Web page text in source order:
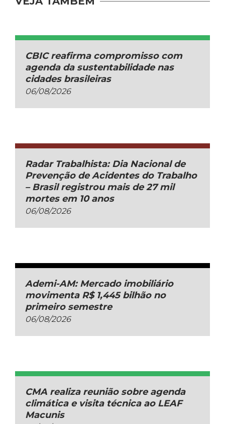
CBIC reafirma compromisso com
agenda da sustentabilidade nas
cidades brasileiras
06/08/2026
Radar Trabalhista: Dia Nacional de
Prevenção de Acidentes do Trabalho
– Brasil registrou mais de 27 mil
mortes em 10 anos
06/08/2026
Ademi-AM: Mercado imobiliário
movimenta R$ 1,445 bilhão no
primeiro semestre
06/08/2026
CMA realiza reunião sobre agenda
climática e visita técnica ao LEAF
Macunis